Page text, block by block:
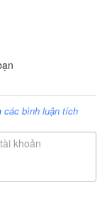
các bình luận tích
khoản